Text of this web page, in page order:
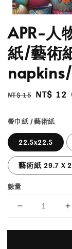
APR-人
紙/藝術
Regular
NT$ 15 Sale
NT$ 12
餐巾紙 / 藝術紙
22.5x22.5
藝術紙 29.7 X
數量